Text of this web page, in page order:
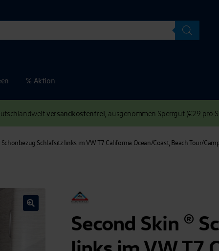
% Aktion
versandkostenfrei , ausgenommen Sperrgut (€29 pro
Schonbezug Schlafsitz links im VW T7 California Ocean/Coast, Beach Tour/
Second Skin ®